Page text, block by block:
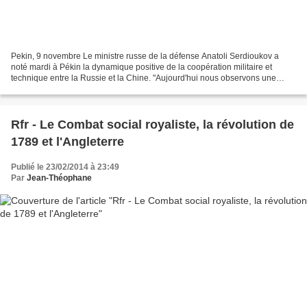
Pekin, 9 novembre Le ministre russe de la défense Anatoli Serdioukov a
noté mardi à Pékin la dynamique positive de la coopération militaire et
technique entre la Russie et la Chine. "Aujourd'hui nous observons une
Rfr - Le Combat social royaliste, la révolution de
1789 et l'Angleterre
Publié le 23/02/2014 à 23:49
Par Jean-Théophane